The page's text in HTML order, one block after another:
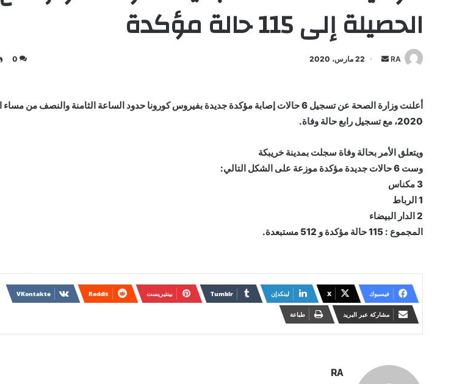
الحصيلة إلى 115 حالة مؤكدة
RA
أرسل 22 مارس، 2020 0
2020، مع تسجيل رابع حالة وفاة.
ويتعلق الأمر بحالة وفاة سجلت بمدينة خريبكة
وست 6 حالات جديدة مؤكدة موزعة على الشكل التالي:
3 مكناس
1 الرباط
2 الدار البيضاء
المجموع : 115 حالة مؤكدة و 512 مستبعدة.
فيسبوك X لينكدإن بينتيريست
مشاركة عبر البريد طباعة
RA